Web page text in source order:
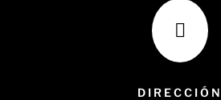

DIRECCIÓN